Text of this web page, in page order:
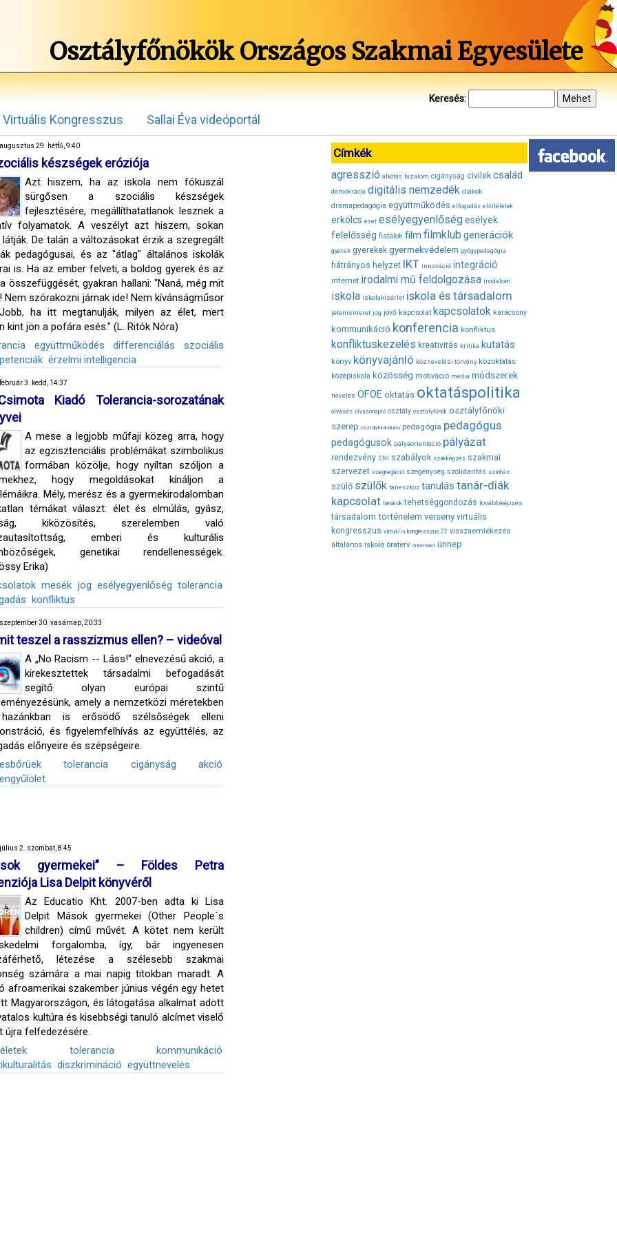
Osztályfőnökök Országos Szakmai Egyesülete
Keresés:
Virtuális Kongresszus Sallai Éva videóportál
29. hétfő, 9:40
készségek eróziója
Azt hiszem, ha az iskola nem fókuszál
sürgősen a szociális készségek
fejlesztésére, megállíthatatlanok lesznek a
folyamatok. A veszélyt azt hiszem, sokan
De talán a változásokat érzik a szegregált
pedagógusai, és az "átlag" általános iskolák
is. Ha az ember felveti, a boldog gyerek és az
összefüggését, gyakran hallani: "Naná, még mit
Nem szórakozni járnak ide! Nem kívánságműsor
ha itt megtanulják, milyen az élet, mert
kint jön a pofára esés." (L. Ritók Nóra)
együttműködés differenciálás
szociális
érzelmi intelligencia
3. kedd, 14:37
Kiadó Tolerancia-sorozatának
A mese a legjobb műfaji közeg arra, hogy
az egzisztenciális problémákat szimbolikus
formában közölje, hogy nyíltan szóljon a
hogy megoldásokat kínáljon a
Mély, merész és a gyermekirodalomban
témákat választ: élet és elmúlás, gyász,
kiközösítés, szerelemben való
emberi és kulturális
genetikai rendellenességek.
Erika)
mesék jog esélyegyenlőség tolerancia
konfliktus
30. vasárnap, 20:33
teszel a rasszizmus ellen? – videóval
A „No Racism -- Láss!" elnevezésű akció, a
kirekesztettek társadalmi befogadását
segítő olyan európai szintű
amely a nemzetközi méretekben
is erősödő szélsőségek elleni
és figyelemfelhívás az együttélés, az
előnyeire és szépségeire.
tolerancia cigányság
akció
2. szombat, 8:45
gyermekei” – Földes Petra
Lisa Delpit könyvéről
Az Educatio Kht. 2007-ben adta ki Lisa
Delpit Mások gyermekei (Other People´s
children) című művét. A kötet nem került
forgalomba, így, bár ingyenesen
létezése a szélesebb szakmai
számára a mai napig titokban maradt. A
afroamerikai szakember június végén egy hetet
Magyarországon, és látogatása alkalmat adott
kultúra és kisebbségi tanuló alcímet viselő
újra felfedezésére.
tolerancia
kommunikáció
diszkrimináció együttnevelés
Címkék
agresszió alkotás bizalom cigányság civilek család
demokrácia digitális nemzedék diákok
drámapedagógia együttműködés elfogadás előítéletek
erkölcs eset esélyegyenlőségesélyek
felelősség fiatalok film filmklub generációk
gyerek gyerekek gyermekvédelem gyógypedagógia
hátrányos helyzet IKT innováció integráció
internet irodalmi mű feldolgozása irodalom
iskola iskolakísérlet iskola és társadalom
jelenismeret jog jövő kapcsolat kapcsolatok karácsony
kommunikáció konferencia konfliktus
konfliktuskezelés kreativitás kritika kutatás
könyv könyvajánló köznevelési törvény közoktatás
középiskola közösség motiváció média módszerek
nevelés OFOE oktatás oktatáspolitika
olvasás olvasónapló osztály osztályfőnök osztályfőnöki
szerep osztálykirándulás pedagógia pedagógus
pedagógusok pályaorientáció pályázat
rendezvény SNI szabályok szakképzés szakmai
szervezet szegregáció szegénység szolidaritás színház
szülő szülők taneszköz tanulás tanár-diák
kapcsolat tanárok tehetséggondozás továbbképzés
társadalom történelem verseny virtuális
kongresszus virtuális kongresszus 22 visszaemlékezés
általános iskola óraterv önismeret ünnep